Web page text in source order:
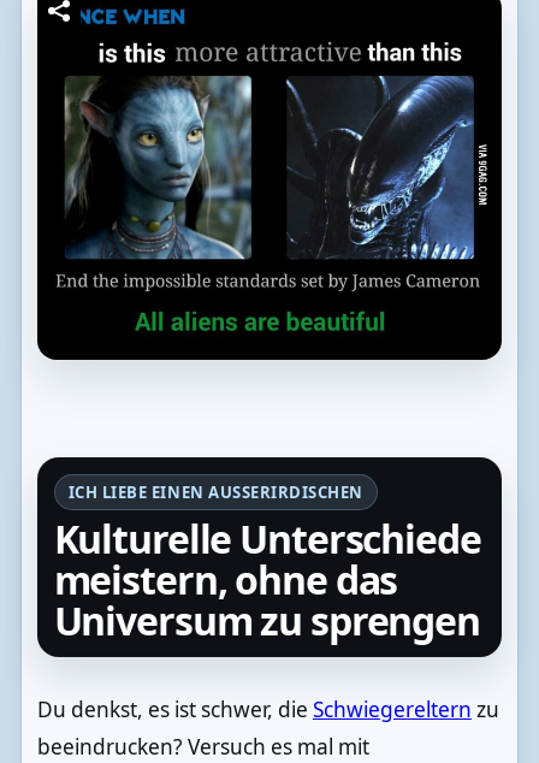
ICH LIEBE EINEN AUSSERIRDISCHEN
Kulturelle Unterschiede
meistern, ohne das
Universum zu sprengen
Du denkst, es ist schwer, die Schwiegereltern zu
beeindrucken? Versuch es mal mit